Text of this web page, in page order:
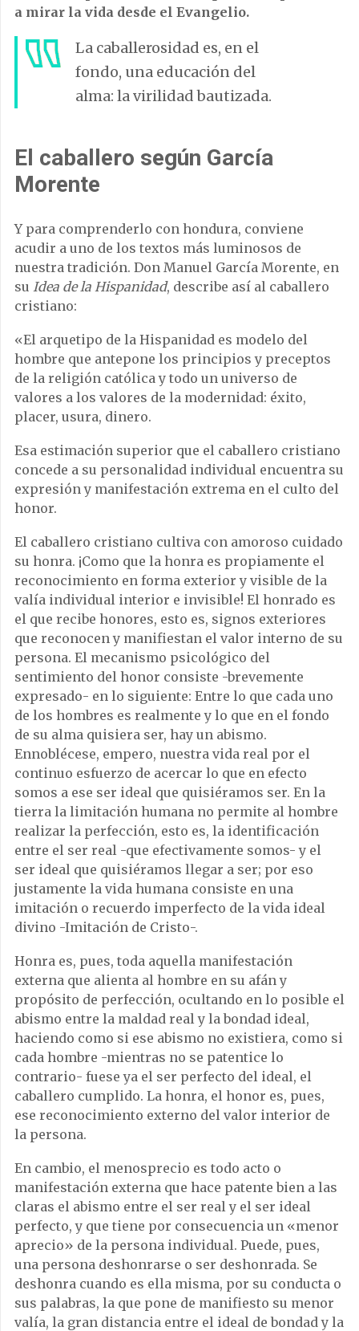
a mirar la vida desde el Evangelio.
La caballerosidad es, en el
fondo, una educación del
alma: la virilidad bautizada.
El caballero según García
Morente
Y para comprenderlo con hondura, conviene
acudir a uno de los textos más luminosos de
nuestra tradición. Don Manuel García Morente, en
su Idea de la Hispanidad, describe así al caballero
cristiano:
«El arquetipo de la Hispanidad es modelo del
hombre que antepone los principios y preceptos
de la religión católica y todo un universo de
valores a los valores de la modernidad: éxito,
placer, usura, dinero.
Esa estimación superior que el caballero cristiano
concede a su personalidad individual encuentra su
expresión y manifestación extrema en el culto del
honor.
El caballero cristiano cultiva con amoroso cuidado
su honra. ¡Como que la honra es propiamente el
reconocimiento en forma exterior y visible de la
valía individual interior e invisible! El honrado es
el que recibe honores, esto es, signos exteriores
que reconocen y manifiestan el valor interno de su
persona. El mecanismo psicológico del
sentimiento del honor consiste -brevemente
expresado- en lo siguiente: Entre lo que cada uno
de los hombres es realmente y lo que en el fondo
de su alma quisiera ser, hay un abismo.
Ennoblécese, empero, nuestra vida real por el
continuo esfuerzo de acercar lo que en efecto
somos a ese ser ideal que quisiéramos ser. En la
tierra la limitación humana no permite al hombre
realizar la perfección, esto es, la identificación
entre el ser real -que efectivamente somos- y el
ser ideal que quisiéramos llegar a ser; por eso
justamente la vida humana consiste en una
imitación o recuerdo imperfecto de la vida ideal
divino -Imitación de Cristo-.
Honra es, pues, toda aquella manifestación
externa que alienta al hombre en su afán y
propósito de perfección, ocultando en lo posible el
abismo entre la maldad real y la bondad ideal,
haciendo como si ese abismo no existiera, como si
cada hombre -mientras no se patentice lo
contrario- fuese ya el ser perfecto del ideal, el
caballero cumplido. La honra, el honor es, pues,
ese reconocimiento externo del valor interior de
la persona.
En cambio, el menosprecio es todo acto o
manifestación externa que hace patente bien a las
claras el abismo entre el ser real y el ser ideal
perfecto, y que tiene por consecuencia un «menor
aprecio» de la persona individual. Puede, pues,
una persona deshonrarse o ser deshonrada. Se
deshonra cuando es ella misma, por su conducta o
sus palabras, la que pone de manifiesto su menor
valía, la gran distancia entre el ideal de bondad y la